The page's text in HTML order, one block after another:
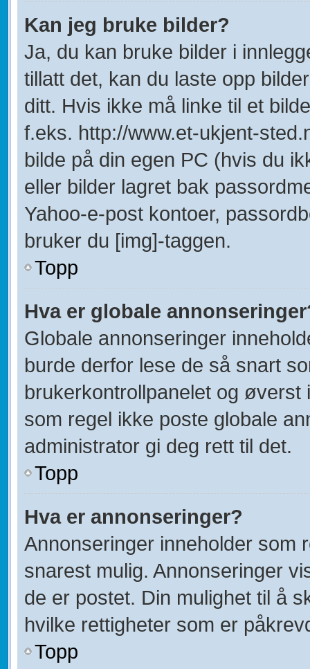
Kan jeg bruke bilder?
Ja, du kan bruke bilder i
tillatt det, kan du laste opp
ditt. Hvis ikke må linke til et
f.eks. http://www.et-ukjent-
bilde på din egen PC (hvis du
eller bilder lagret bak
Yahoo-e-post kontoer,
bruker du [img]-taggen.
Topp
Hva er globale
Globale annonseringer
burde derfor lese de så snart
brukerkontrollpanelet og øverst
som regel ikke poste globale
administrator gi deg rett til det.
Topp
Hva er annonseringer?
Annonseringer inneholder som
snarest mulig. Annonseringer
de er postet. Din mulighet til å
hvilke rettigheter som er
Topp